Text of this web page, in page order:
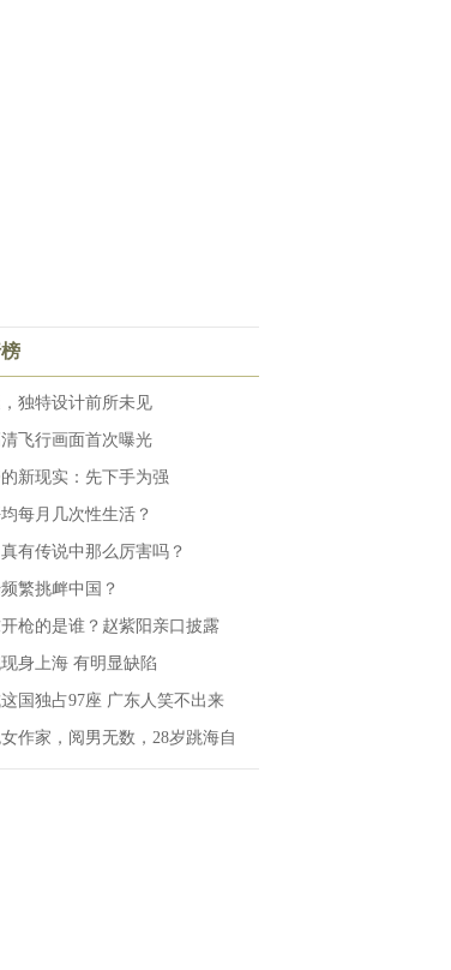
独特设计前所未见
飞行画面首次曝光
新现实：先下手为强
每月几次性生活？
有传说中那么厉害吗？
繁挑衅中国？
枪的是谁？赵紫阳亲口披露
身上海 有明显缺陷
国独占97座 广东人笑不出来
作家，阅男无数，28岁跳海自